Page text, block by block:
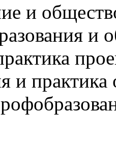
и
и
и практика